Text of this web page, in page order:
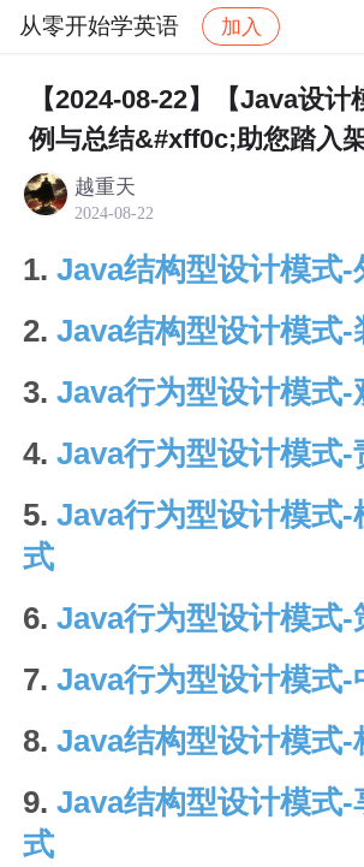
从零开始学英语 加入
社区 从零开始学英语 学习方法
【2024-08-22】【Java设
例与总结&#xff0c;助您踏入
越重天
2024-08-22
1.Java结构型设计模式-
2.Java结构型设计模式-
3.Java行为型设计模式-
4.Java行为型设计模式-
5.Java行为型设计模式-
式
6.Java行为型设计模式-
7.Java行为型设计模式-
8.Java结构型设计模式-
9.Java结构型设计模式-
式